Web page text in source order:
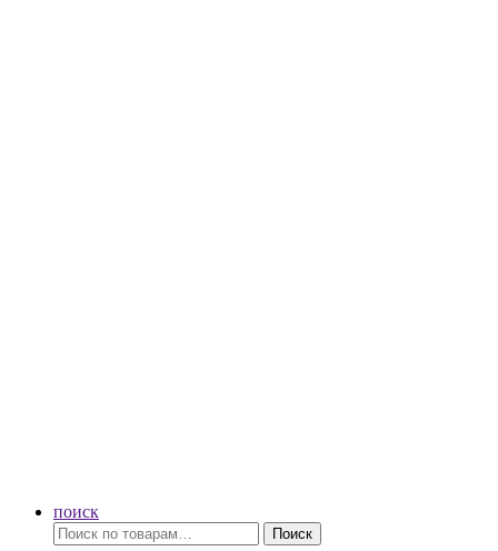
поиск
Искать:
Поиск